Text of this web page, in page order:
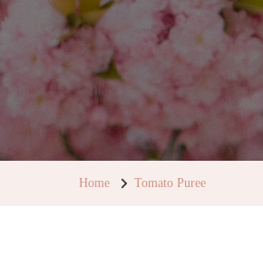
Home Tomato Puree